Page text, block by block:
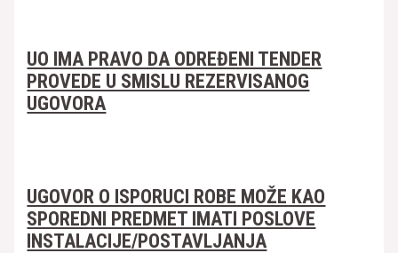
UO IMA PRAVO DA ODREĐENI TENDER
PROVEDE U SMISLU REZERVISANOG
UGOVORA
UGOVOR O ISPORUCI ROBE MOŽE KAO
SPOREDNI PREDMET IMATI POSLOVE
INSTALACIJE/POSTAVLJANJA